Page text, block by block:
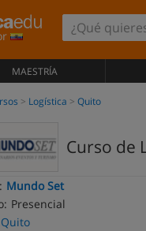
MAESTRÍA
Logística Quito
Curso de
Mundo Set
Presencial
Quito